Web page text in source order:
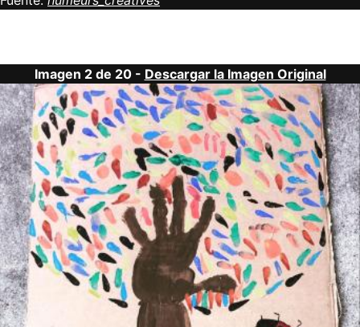
Imagen 2 de 20 - Descargar la Imagen Original